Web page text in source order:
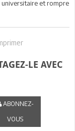
et rompre
LE AVEC
ABONNEZ-
VOUS